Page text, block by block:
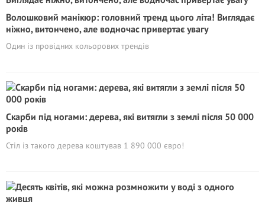
Волошковий манікюр: головний тренд цього літа! Виглядає
ніжно, витончено, але водночас привертає увагу
Один із провідних кольорових трендів
Скарби під ногами: дерева, які витягли з землі після 50 000
років
Стіл із такого дерева коштував 1 890 000 євро!